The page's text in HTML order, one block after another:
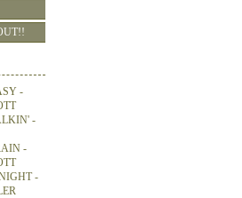
-
-
-
-